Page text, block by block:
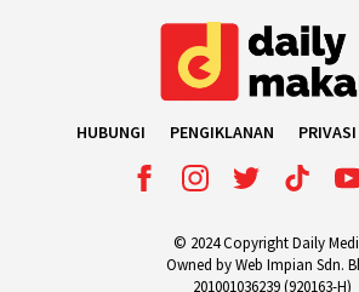
HUBUNGI PENGIKLANAN PRIVASI
© 2024 Copyright Daily
Owned by Web Impian Sdn.
201001036239 (920163-H)